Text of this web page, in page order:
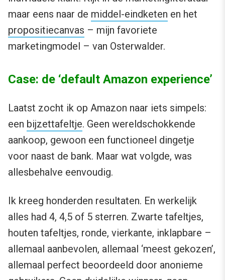
maar eens naar de middel-eindketen en het
propositiecanvas – mijn favoriete
marketingmodel – van Osterwalder.
Case: de ‘default Amazon experience’
Laatst zocht ik op Amazon naar iets simpels:
een bijzettafeltje. Geen wereldschokkende
aankoop, gewoon een functioneel dingetje
voor naast de bank. Maar wat volgde, was
allesbehalve eenvoudig.
Ik kreeg honderden resultaten. En werkelijk
alles had 4, 4,5 of 5 sterren. Zwarte tafeltjes,
houten tafeltjes, ronde, vierkante, inklapbare –
allemaal aanbevolen, allemaal ‘meest gekozen’,
allemaal perfect beoordeeld door anonieme